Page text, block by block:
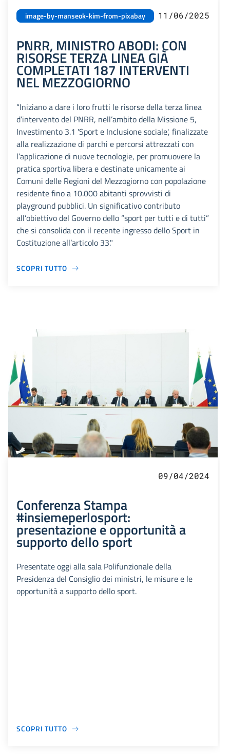
image-by-manseok-kim-from-pixabay 11/06/2025
PNRR, MINISTRO ABODI: CON
RISORSE TERZA LINEA GIÀ
COMPLETATI 187 INTERVENTI
NEL MEZZOGIORNO
“Iniziano a dare i loro frutti le risorse della terza linea
d’intervento del PNRR, nell’ambito della Missione 5,
Investimento 3.1 'Sport e Inclusione sociale', finalizzate
alla realizzazione di parchi e percorsi attrezzati con
l’applicazione di nuove tecnologie, per promuovere la
pratica sportiva libera e destinate unicamente ai
Comuni delle Regioni del Mezzogiorno con popolazione
residente fino a 10.000 abitanti sprovvisti di
playground pubblici. Un significativo contributo
all’obiettivo del Governo dello “sport per tutti e di tutti”
che si consolida con il recente ingresso dello Sport in
Costituzione all’articolo 33."
SCOPRI TUTTO
09/04/2024
Conferenza Stampa
#insiemeperlosport:
presentazione e opportunità a
supporto dello sport
Presentate oggi alla sala Polifunzionale della
Presidenza del Consiglio dei ministri, le misure e le
opportunità a supporto dello sport.
SCOPRI TUTTO